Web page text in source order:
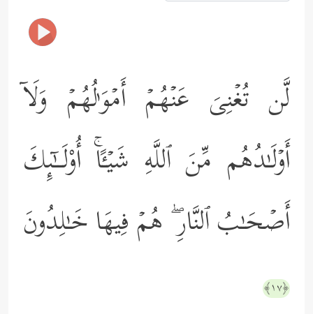
لَّن تُغۡنِیَ عَنۡهُمۡ أَمۡوَ ٰ⁠لُهُمۡ وَلَاۤ
أَوۡلَـٰدُهُم مِّنَ ٱللَّهِ شَیۡـًٔاۚ أُوْلَــٰۤىِٕكَ
أَصۡحَـٰبُ ٱلنَّارِ ۖ هُمۡ فِیهَا خَـٰلِدُونَ
﴿١٧﴾